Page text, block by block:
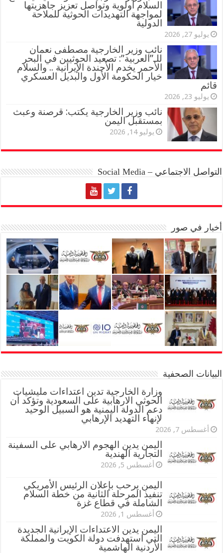
السلام أولوية وتواصل تعزيز جاهزيتها
لمواجهة التهديدات الحوثية للملاحة
الدولية
يوليو 27, 2026
نائب وزير الخارجية مصطفى نعمان
للـ”العربية”: تصعيد الحوثيين في البحر
الأحمر يخدم الأجندة الإيرانية .. والسلام
خيار الحكومة الأول والبديل العسكري
قائم
يوليو 23, 2026
نائب وزير الخارجية يكتب: قرصنة وعبث
بمستقبل اليمن
يوليو 14, 2026
التواصل الاجتماعي – Social Media
أخبار في صور
البيانات الصحفية
وزارة الخارجية تدين اعتداءات مليشيات
الحوثي الارهابية على السعودية وتؤكد أن
دعم الدولة اليمنية هو السبيل الوحيد
لإنهاء التهديد الإرهابي
أغسطس 7, 2026
اليمن يدين الهجوم الارهابي على السفينة
التجارية الهندية
أغسطس 5, 2026
اليمن يرحب بإعلان الرئيس الأمريكي
تنفيذ المرحلة الثانية من خطة السلام
الشاملة في قطاع غزة
أغسطس 1, 2026
اليمن يدين الاعتداءات الإيرانية الجديدة
التي استهدفت دولة الكويت والمملكة
الأردنية الهاشمية